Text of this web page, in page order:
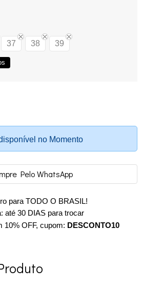
37 38 39
no Momento
Pelo WhatsApp
para TODO O BRASIL!
até 30 DIAS para trocar
10% OFF, cupom: DESCONTO10